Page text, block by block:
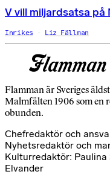
V vill miljardsatsa på
Inrikes Liz Fällman
Flamman är Sveriges
Malmfälten 1906 som en
obunden.
Chefredaktör och
Nyhetsredaktör och
Kulturredaktör: Paulina
Elvander